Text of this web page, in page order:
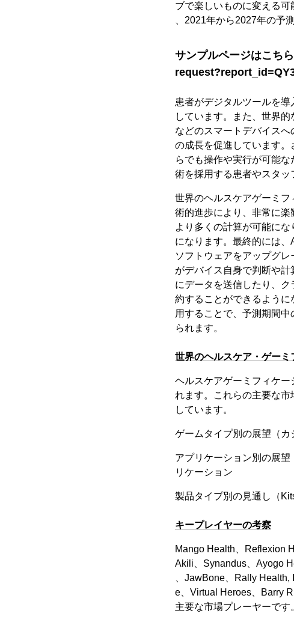
ブで楽しいものに変える
、2021年から2027年の予
サンプルページはこち
患者がデジタルツールを
しています。また、世界
などのスマートデバイス
の成長を促進しています
らでも操作や実行が可能
術を採用する患者やスタッ
世界のヘルスケアゲーミ
術的進歩により、非常に楽
より多くの計算が可能に
になります。最終的には
ソフトウェアをアップグ
がデバイス自身で判断や
にデータを送信したり、
約することができるよう
用することで、予測期間
られます。
世界のヘルスケア・ゲー
ヘルスケアゲーミフィケ
れます。これらの主要な
しています。
ゲームタイプ別の展望（
アプリケーション別の展
リケーション
製品タイプ別の見通し（
キープレイヤーの考察
Mango Health、Reflexion
Akili、Synandus、Ayogo
、JawBone、Rally
e、Virtual Heroes、Barry
主要な市場プレーヤーです